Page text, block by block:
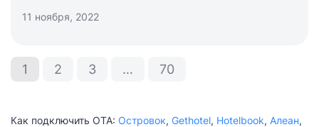
станут приглашенные эксперты-практики и
11 ноября, 2022
1 2 3 … 70
Как подключить ОТА: Островок, Gethotel, Hotelbook, Алеан,